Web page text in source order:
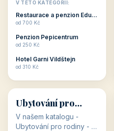
dovolenou přímo
souvisejí. Aktivní
odpočinek jso...
V TÉTO KATEGORII:
Restaurace a penzion Eduard
od 700 Kč
Penzion Pepicentrum
od 250 Kč
Hotel Garni Vildštejn
od 310 Kč
👨‍👩‍👧‍👦
34 objektů
Ubytování pro
rodiny
V našem katalogu -
Ubytování pro rodiny -